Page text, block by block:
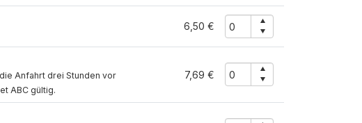
6,50 €
Anfahrt drei Stunden vor
ABC gültig.
7,69 €